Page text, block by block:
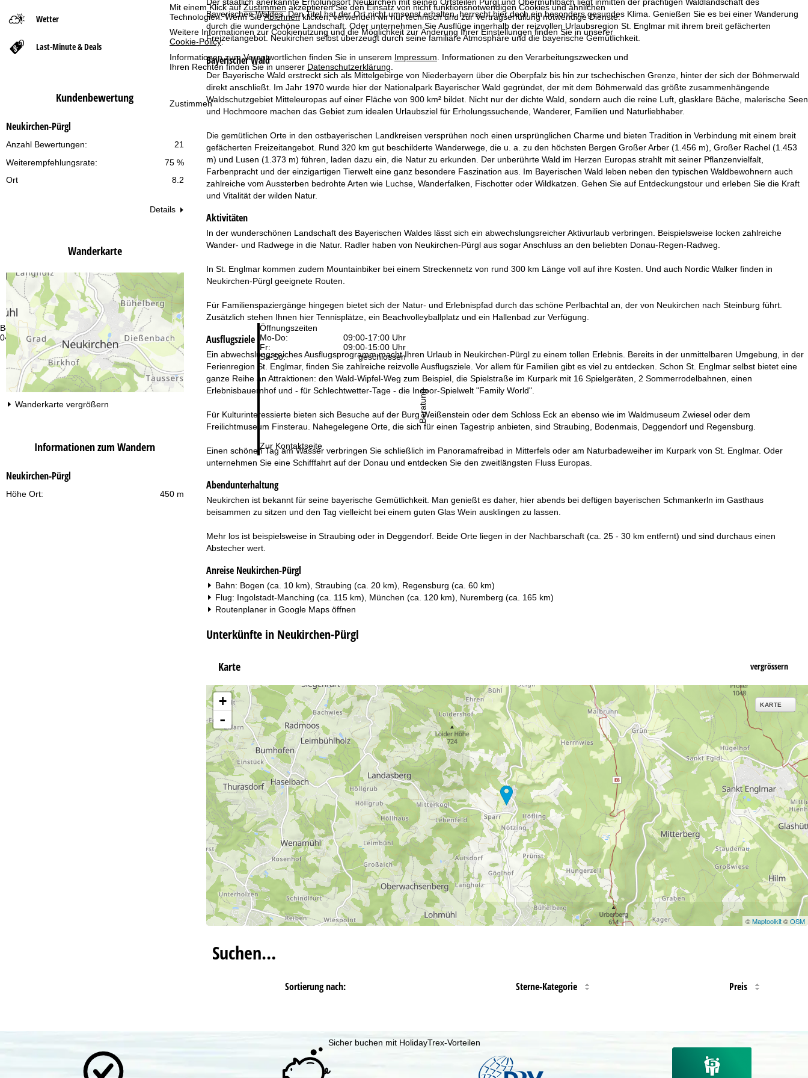
Mit einem Klick aufZustimmenakzeptieren Sie den Einsatz von nicht funktionsnotwendigen Cookies und ähnlichen
Technologien. Wenn SieAblehnenklicken, verwenden wir nur technisch und zur Vertragserfüllung notwendige Dienste.
Weitere Informationen zur Cookienutzung und die Möglichkeit zur Änderung Ihrer Einstellungen finden Sie in unserer
Cookie-Policy.
Informationen zum Verantwortlichen finden Sie in unserem Impressum . Informationen zu den Verarbeitungszwecken und
Ihren Rechten finden Sie in unserer Datenschutzerklärung
Zustimmen
Beratung
044 580 28 89
Öffnungszeiten
Mo-Do:
09:00-17:00 Uhr
Fr:
09:00-15:00 Uhr
Sa-So:
geschlossen
Zur Kontaktseite
Beratung
Wetter
Last-Minute & Deals
Kundenbewertung
Neukirchen-Pürgl
21
Anzahl Bewertungen:
75 %
Weiterempfehlungsrate:
Ort
8.2
Details
Wanderkarte
Wanderkarte vergrößern
Informationen zum Wandern
Neukirchen-Pürgl
450 m
Höhe Ort:
t
s
e
i
e
Bayerischen Waldes. Den Titel hat der Ort nicht umsonst erhalten, herrscht hier doch ein besonders gesundes Klima. Genießen Sie es bei einer Wanderung
durch die wunderschöne Landschaft. Oder unternehmen Sie Ausflüge innerhalb der reizvollen Urlaubsregion St. Englmar mit ihrem breit gefächerten
Freizeitangebot. Neukirchen selbst überzeugt durch seine familiäre Atmosphäre und die bayerische Gemütlichkeit.
Bayerischer Wald
Der Bayerische Wald erstreckt sich als Mittelgebirge von Niederbayern über die Oberpfalz bis hin zur tschechischen Grenze, hinter der sich der Böhmerwald
direkt anschließt. Im Jahr 1970 wurde hier der Nationalpark Bayerischer Wald gegründet, der mit dem Böhmerwald das größte zusammenhängende
Waldschutzgebiet Mitteleuropas auf einer Fläche von 900 km² bildet. Nicht nur der dichte Wald, sondern auch die reine Luft, glasklare Bäche, malerische Seen
und Hochmoore machen das Gebiet zum idealen Urlaubsziel für Erholungssuchende, Wanderer, Familien und Naturliebhaber.
Die gemütlichen Orte in den ostbayerischen Landkreisen versprühen noch einen ursprünglichen Charme und bieten Tradition in Verbindung mit einem breit
gefächerten Freizeitangebot. Rund 320 km gut beschilderte Wanderwege, die u. a. zu den höchsten Bergen Großer Arber (1.456 m), Großer Rachel (1.453
m) und Lusen (1.373 m) führen, laden dazu ein, die Natur zu erkunden. Der unberührte Wald im Herzen Europas strahlt mit seiner Pflanzenvielfalt,
Farbenpracht und der einzigartigen Tierwelt eine ganz besondere Faszination aus. Im Bayerischen Wald leben neben den typischen Waldbewohnern auch
zahlreiche vom Aussterben bedrohte Arten wie Luchse, Wanderfalken, Fischotter oder Wildkatzen. Gehen Sie auf Entdeckungstour und erleben Sie die Kraft
und Vitalität der wilden Natur.
Aktivitäten
In der wunderschönen Landschaft des Bayerischen Waldes lässt sich ein abwechslungsreicher Aktivurlaub verbringen. Beispielsweise locken zahlreiche
Wander- und Radwege in die Natur. Radler haben von Neukirchen-Pürgl aus sogar Anschluss an den beliebten Donau-Regen-Radweg.
In St. Englmar kommen zudem Mountainbiker bei einem Streckennetz von rund 300 km Länge voll auf ihre Kosten. Und auch Nordic Walker finden in
Neukirchen-Pürgl geeignete Routen.
Für Familienspaziergänge hingegen bietet sich der Natur- und Erlebnispfad durch das schöne Perlbachtal an, der von Neukirchen nach Steinburg führt.
Zusätzlich stehen Ihnen hier Tennisplätze, ein Beachvolleyballplatz und ein Hallenbad zur Verfügung.
Ausflugsziele
Ein abwechslungsreiches Ausflugsprogramm macht Ihren Urlaub in Neukirchen-Pürgl zu einem tollen Erlebnis. Bereits in der unmittelbaren Umgebung, in der
Ferienregion St. Englmar, finden Sie zahlreiche reizvolle Ausflugsziele. Vor allem für Familien gibt es viel zu entdecken. Schon St. Englmar selbst bietet eine
ganze Reihe an Attraktionen: den Wald-Wipfel-Weg zum Beispiel, die Spielstraße im Kurpark mit 16 Spielgeräten, 2 Sommerrodelbahnen, einen
Erlebnisbauernhof und - für Schlechtwetter-Tage - die Indoor-Spielwelt "Family World".
Für Kulturinteressierte bieten sich Besuche auf der Burg Weißenstein oder dem Schloss Eck an ebenso wie im Waldmuseum Zwiesel oder dem
Freilichtmuseum Finsterau. Nahegelegene Orte, die sich für einen Tagestrip anbieten, sind Straubing, Bodenmais, Deggendorf und Regensburg.
Einen schönen Tag am Wasser verbringen Sie schließlich im Panoramafreibad in Mitterfels oder am Naturbadeweiher im Kurpark von St. Englmar. Oder
unternehmen Sie eine Schifffahrt auf der Donau und entdecken Sie den zweitlängsten Fluss Europas.
Abendunterhaltung
Neukirchen ist bekannt für seine bayerische Gemütlichkeit. Man genießt es daher, hier abends bei deftigen bayerischen Schmankerln im Gasthaus
beisammen zu sitzen und den Tag vielleicht bei einem guten Glas Wein ausklingen zu lassen.
Mehr los ist beispielsweise in Straubing oder in Deggendorf. Beide Orte liegen in der Nachbarschaft (ca. 25 - 30 km entfernt) und sind durchaus einen
Abstecher wert.
Anreise Neukirchen-Pürgl
Bahn: Bogen (ca. 10 km), Straubing (ca. 20 km), Regensburg (ca. 60 km)
Flug: Ingolstadt-Manching (ca. 115 km), München (ca. 120 km), Nuremberg (ca. 165 km)
Routenplaner in Google Mapsöffnen
Unterkünfte in Neukirchen-Pürgl
Karte vergrössern
+
-
KARTE
©Maptoolkit©OSM
Suchen…
Sortierung nach: Sterne-Kategorie Preis
Sicher buchen mit HolidayTrex-Vorteilen